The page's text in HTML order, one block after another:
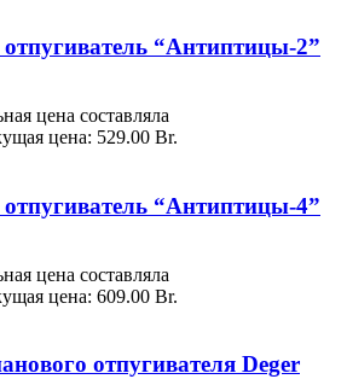
“Антиптицы-2”
цена составляла
цена: 529.00 Br.
“Антиптицы-4”
цена составляла
цена: 609.00 Br.
отпугивателя Deger